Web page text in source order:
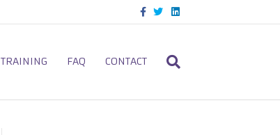
c
o
o
T
i
e
L
n
d
TRAINING FAQ CONTACT